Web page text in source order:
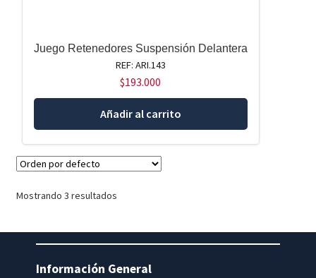
Juego Retenedores Suspensión Delantera
REF: ARI.143
$193.000
Añadir al carrito
Mostrando 3 resultados
Información General